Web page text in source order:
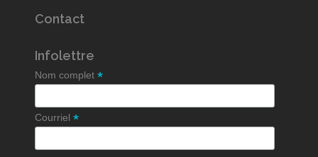
Contact
Infolettre
Nom complet *
Courriel *